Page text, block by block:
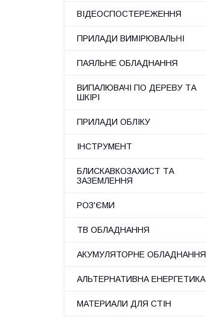
ВІДЕОСПОСТЕРЕЖЕННЯ
ПРИЛАДИ ВИМІРЮВАЛЬНІ
ПАЯЛЬНЕ ОБЛАДНАННЯ
ВИПАЛЮВАЧІ ПО ДЕРЕВУ ТА
ШКІРІ
ПРИЛАДИ ОБЛІКУ
ІНСТРУМЕНТ
БЛИСКАВКОЗАХИСТ ТА
ЗАЗЕМЛЕННЯ
РОЗ'ЄМИ
ТВ ОБЛАДНАННЯ
АКУМУЛЯТОРНЕ ОБЛАДНАННЯ
АЛЬТЕРНАТИВНА ЕНЕРГЕТИКА
МАТЕРИАЛИ ДЛЯ СТІН